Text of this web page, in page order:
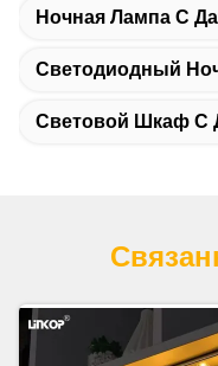
Ночная Лампа С
Светодиодный
Световой Шкаф С